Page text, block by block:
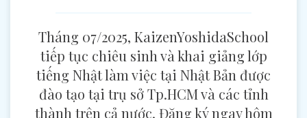
Tháng 07/2025, KaizenYoshidaSchool
tiếp tục chiêu sinh và khai giảng lớp
tiếng Nhật làm việc tại Nhật Bản được
đào tạo tại trụ sở Tp.HCM và các tỉnh
thành trên cả nước. Đăng ký ngay hôm